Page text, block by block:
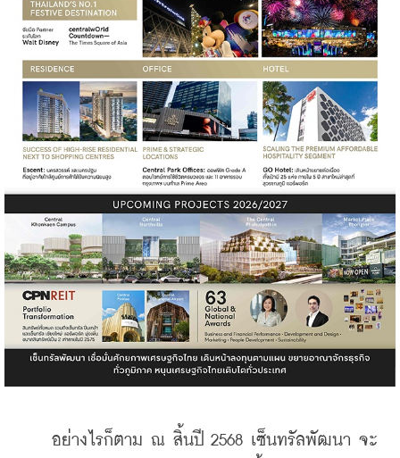
อย่างไรก็ตาม ณ สิ้นปี 2568 เซ็นทรัลพัฒนา จะ